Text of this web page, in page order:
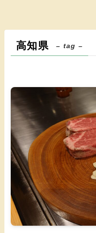
高知県 – tag –